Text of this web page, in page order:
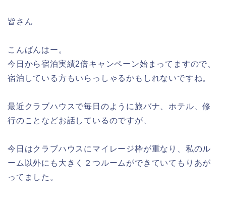
皆さん
こんばんはー。
今日から宿泊実績2倍キャンペーン始まってますので、
宿泊している方もいらっしゃるかもしれないですね。
最近クラブハウスで毎日のように旅バナ、ホテル、修
行のことなどお話しているのですが、
今日はクラブハウスにマイレージ枠が重なり、私のル
ーム以外にも大きく２つルームができていてもりあが
ってました。